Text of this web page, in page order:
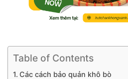
Table of Contents
Các cách bảo quản khô bò